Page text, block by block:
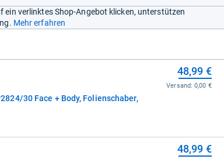
ein verlinktes Shop-Angebot klicken, unterstützen
Mehr erfahren
30 Face + Body, Folienschaber,
48,99 €
Versand:0,00 €
48,99 €